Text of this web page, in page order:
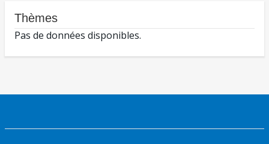
Thèmes
Pas de données disponibles.